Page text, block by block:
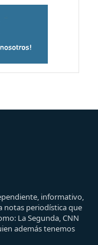
informativo,
notas periodística que
La Segunda, CNN
además tenemos